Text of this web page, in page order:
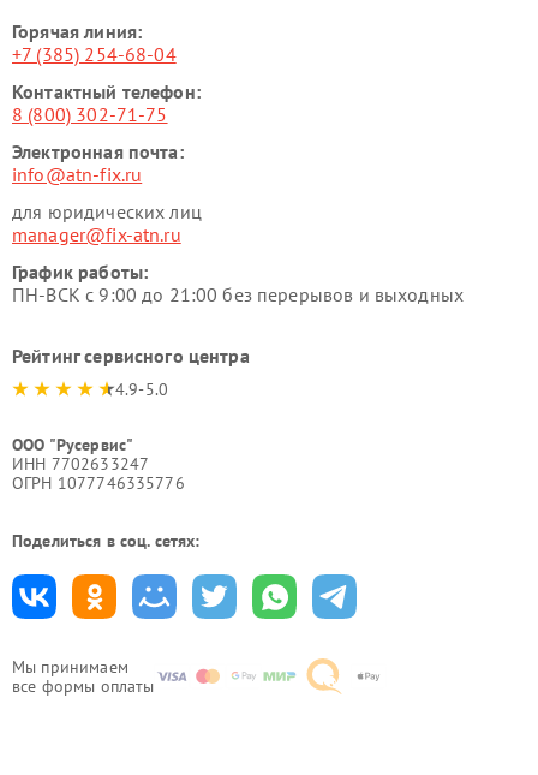
Мы принимаем
все формы оплаты
Горячая линия:
+7 (385) 254-68-04
Контактный телефон:
8 (800) 302-71-75
Электронная почта:
info@atn-fix.ru
для юридических лиц
manager@fix-atn.ru
График работы:
ПН-ВСК с 9:00 до 21:00 без перерывов и выходных
Рейтинг сервисного центра
4.9-5.0
ООО "Русервис"
ИНН 7702633247
ОГРН 1077746335776
Поделиться в соц. сетях: